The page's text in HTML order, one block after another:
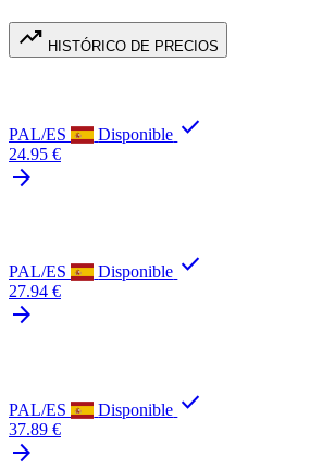
trending_up HISTÓRICO DE PRECIOS
PAL/ES Disponible check
24.95 €
arrow_forward
PAL/ES Disponible check
27.94 €
arrow_forward
PAL/ES Disponible check
37.89 €
arrow_forward